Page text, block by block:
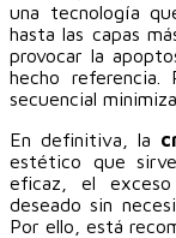
una tecnología
hasta las capas
provocar la
hecho
secuencial
En definitiva, la
estético que
eficaz, el
deseado sin
Por ello, está